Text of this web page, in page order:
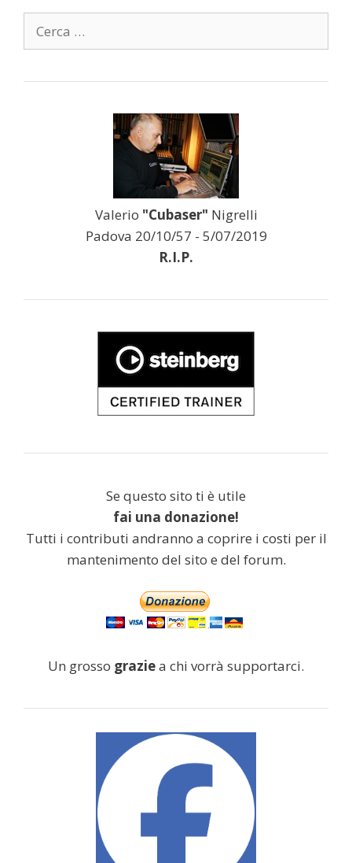
Ricerca
Valerio "Cubaser" Nigrelli
Padova 20/10/57 - 5/07/2019
R.I.P.
Se questo sito ti è utile
fai una donazione!
Tutti i contributi andranno a coprire i costi per il
mantenimento del sito e del forum.
Un grosso graziea chi vorrà supportarci.